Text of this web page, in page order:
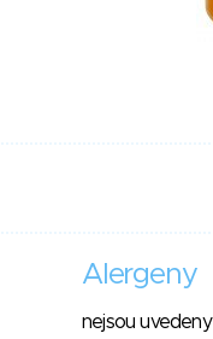
Alergeny
nejsou uvedeny